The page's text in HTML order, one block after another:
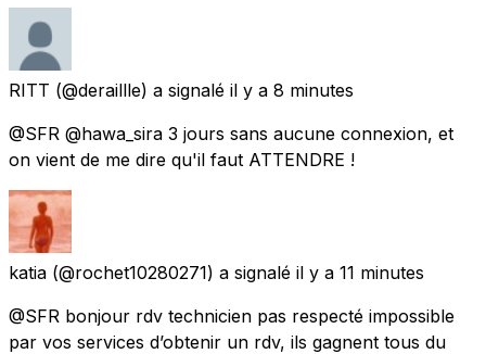
RITT (@deraillle) a signalé il y a 8 minutes
@SFR @hawa_sira 3 jours sans aucune connexion, et
on vient de me dire qu'il faut ATTENDRE !
katia (@rochet10280271) a signalé il y a 11 minutes
@SFR bonjour rdv technicien pas respecté impossible
par vos services d’obtenir un rdv, ils gagnent tous du